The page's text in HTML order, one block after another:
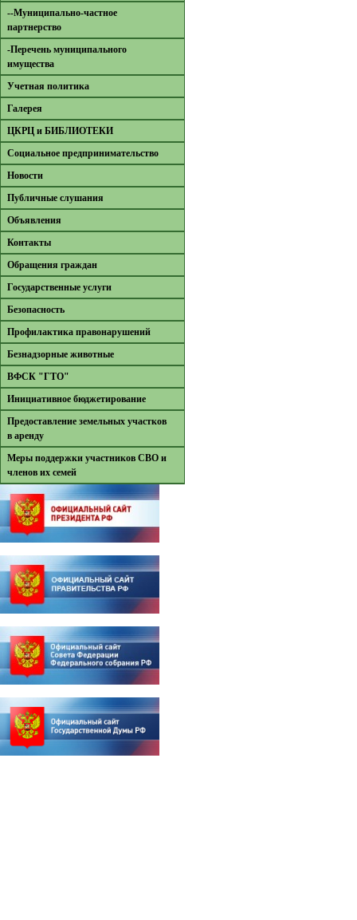
--Муниципально-частное
партнерство
-Перечень муниципального
имущества
Учетная политика
Галерея
ЦКРЦ и БИБЛИОТЕКИ
Социальное предпринимательство
Новости
Публичные слушания
Объявления
Контакты
Обращения граждан
Государственные услуги
Безопасность
Профилактика правонарушений
Безнадзорные животные
ВФСК "ГТО"
Инициативное бюджетирование
Предоставление земельных участков
в аренду
Меры поддержки участников СВО и
членов их семей